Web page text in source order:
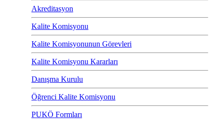
Akreditasyon
Kalite Komisyonu
Kalite Komisyonunun Görevleri
Kalite Komisyonu Kararları
Danışma Kurulu
Öğrenci Kalite Komisyonu
PUKÖ Formları